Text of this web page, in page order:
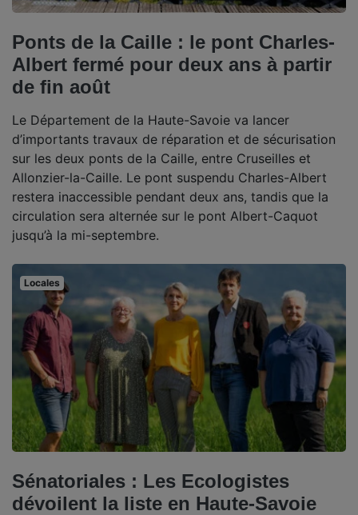
Ponts de la Caille : le pont Charles-
Albert fermé pour deux ans à partir
de fin août
Le Département de la Haute-Savoie va lancer
d’importants travaux de réparation et de sécurisation
sur les deux ponts de la Caille, entre Cruseilles et
Allonzier-la-Caille. Le pont suspendu Charles-Albert
restera inaccessible pendant deux ans, tandis que la
circulation sera alternée sur le pont Albert-Caquot
jusqu’à la mi-septembre.
Locales
Sénatoriales : Les Ecologistes
dévoilent la liste en Haute-Savoie